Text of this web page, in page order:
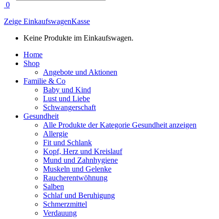
0
Zeige EinkaufswagenKasse
Keine Produkte im Einkaufswagen.
Home
Shop
Angebote und Aktionen
Familie & Co
Baby und Kind
Lust und Liebe
Schwangerschaft
Gesundheit
Alle Produkte der Kategorie Gesundheit anzeigen
Allergie
Fit und Schlank
Kopf, Herz und Kreislauf
Mund und Zahnhygiene
Muskeln und Gelenke
Raucherentwöhnung
Salben
Schlaf und Beruhigung
Schmerzmittel
Verdauung